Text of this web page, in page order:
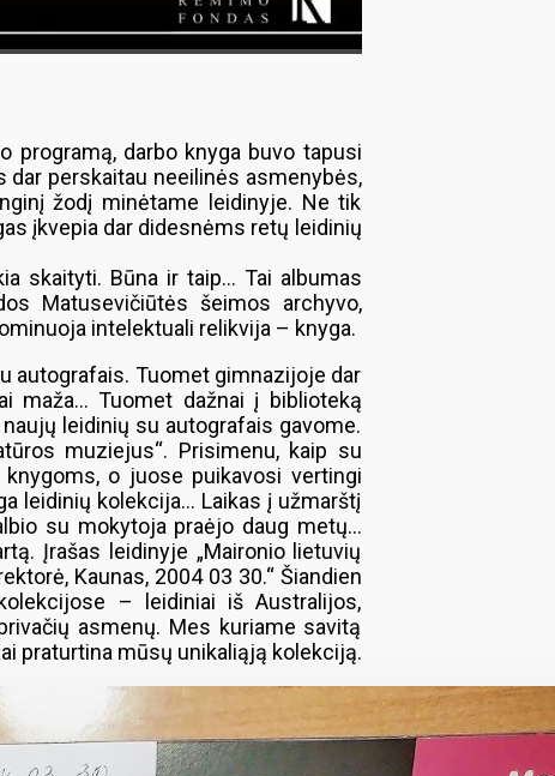
programą, darbo knyga buvo tapusi
dar perskaitau neeilinės asmenybės,
žodį minėtame leidinyje. Ne tik
įkvepia dar didesnėms retų leidinių
skaityti. Būna ir taip… Tai albumas
Matusevičiūtės šeimos archyvo,
intelektuali relikvija – knyga.
autografais. Tuomet gimnazijoje dar
maža… Tuomet dažnai į biblioteką
leidinių su autografais gavome.
muziejus“. Prisimenu, kaip su
o juose puikavosi vertingi
leidinių kolekcija… Laikas į užmarštį
su mokytoja praėjo daug metų…
Įrašas leidinyje „Maironio lietuvių
Kaunas, 2004 03 30.“ Šiandien
– leidiniai iš Australijos,
asmenų. Mes kuriame savitą
praturtina mūsų unikaliąją kolekciją.